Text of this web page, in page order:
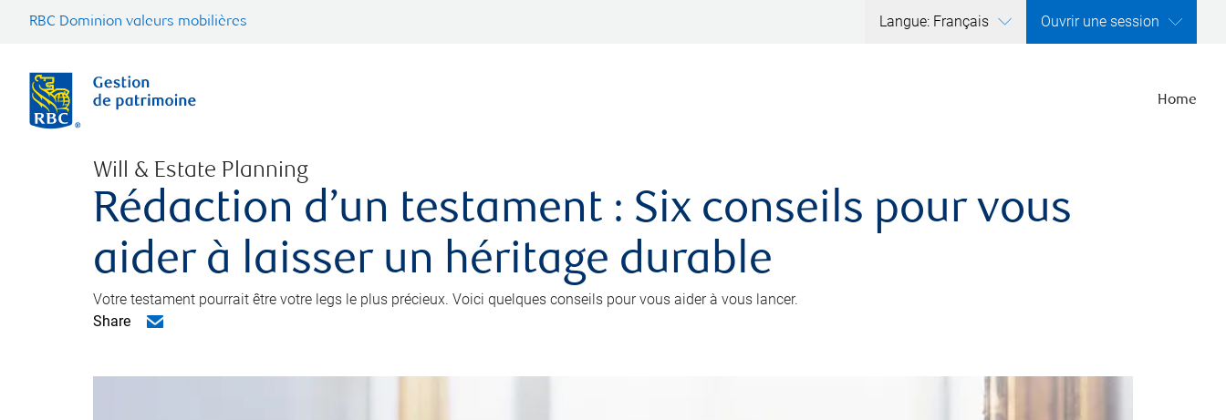
RBC Dominion valeurs mobilières Langue: Français Ouvrir une session
Home
Will & Estate Planning
Rédaction d’un testament : Six conseils pour vous
aider à laisser un héritage durable
Votre testament pourrait être votre legs le plus précieux. Voici quelques conseils pour vous aider à vous lancer.
Share